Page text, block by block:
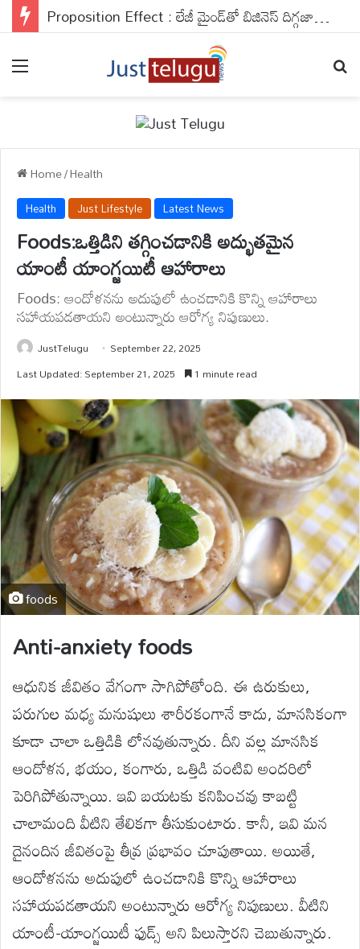
Proposition Effect : లేజీ మైండ్‌తో బిజినెస్ దిగ్గజాల మైండ్ గేమ్స్.. ప్రొడక్ట్ చూడగానే వావ్ అనడం వెనుకున్న సైకాలజీ ఇదే..
Home/Health
Health Just Lifestyle Latest News
Foods:ఒత్తిడిని తగ్గించడానికి అద్భుతమైన
యాంటీ యాంగ్జయిటీ ఆహారాలు
Foods: ఆందోళనను అదుపులో ఉంచడానికి కొన్ని ఆహారాలు
సహాయపడతాయని అంటున్నారు ఆరోగ్య నిపుణులు.
JustTelugu
September 22, 2025
Last Updated: September 21, 2025
1 minute read
foods
Anti-anxiety foods
ఆధునిక జీవితం వేగంగా సాగిపోతోంది. ఈ ఉరుకులు,
పరుగుల మధ్య మనుషులు శారీరకంగానే కాదు, మానసికంగా
కూడా చాలా ఒత్తిడికి లోనవుతున్నారు. దీని వల్ల మానసిక
ఆందోళన, భయం, కంగారు, ఒత్తిడి వంటివి అందరిలో
పెరిగిపోతున్నాయి. ఇవి బయటకు కనిపించవు కాబట్టి
చాలామంది వీటిని తేలికగా తీసుకుంటారు. కానీ, ఇవి మన
దైనందిన జీవితంపై తీవ్ర ప్రభావం చూపుతాయి. అయితే,
ఆందోళనను అదుపులో ఉంచడానికి కొన్ని ఆహారాలు
సహాయపడతాయని అంటున్నారు ఆరోగ్య నిపుణులు. వీటిని
యాంటీ-యాంగ్జయిటీ ఫుడ్స్ అని పిలుస్తారని చెబుతున్నారు.